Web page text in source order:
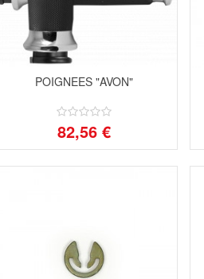
POIGNEES "AVON"
82,56 €